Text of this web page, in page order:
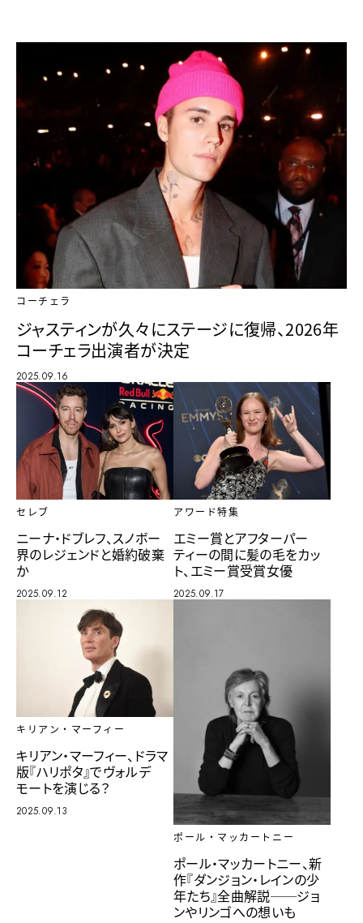
コーチェラ
ジャスティンが久々にステージに復帰、2026年
コーチェラ出演者が決定
2025.09.16
セレブ
ニーナ・ドブレフ、スノボー
界のレジェンドと婚約破棄
か
2025.09.12
アワード特集
エミー賞とアフターパー
ティーの間に髪の毛をカッ
ト、エミー賞受賞女優
2025.09.17
キリアン・マーフィー
キリアン・マーフィー、ドラマ
版『ハリポタ』でヴォルデ
モートを演じる？
2025.09.13
ポール・マッカートニー
ポール・マッカートニー、新
作『ダンジョン・レインの少
年たち』全曲解説──ジョ
ンやリンゴへの想いも